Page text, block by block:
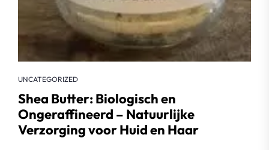
UNCATEGORIZED
Shea Butter: Biologisch en
Ongeraffineerd – Natuurlijke
Verzorging voor Huid en Haar